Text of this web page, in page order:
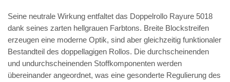
Seine neutrale Wirkung entfaltet das Doppelrollo Rayure 5018
dank seines zarten hellgrauen Farbtons. Breite Blockstreifen
erzeugen eine moderne Optik, sind aber gleichzeitig funktionaler
Bestandteil des doppellagigen Rollos. Die durchscheinenden
und undurchscheinenden Stoffkomponenten werden
übereinander angeordnet, was eine gesonderte Regulierung des